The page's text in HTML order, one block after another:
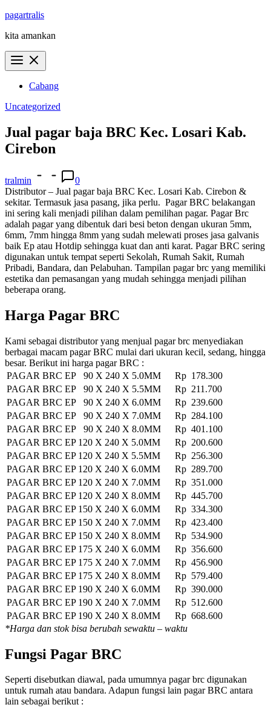
Skip
content
pagartralis
kita amankan
Cabang
Uncategorized
Jual pagar baja BRC Kec. Losari Kab.
Cirebon
tralmin
0
Distributor – Jual pagar baja BRC Kec. Losari Kab. Cirebon &
sekitar. Termasuk jasa pasang, jika perlu. Pagar BRC belakangan
ini sering kali menjadi pilihan dalam pemilihan pagar. Pagar Brc
adalah pagar yang dibentuk dari besi beton dengan ukuran 5mm,
6mm, 7mm hingga 8mm yang sudah melewati proses jasa galvanis
baik Ep atau Hotdip sehingga kuat dan anti karat. Pagar BRC sering
digunakan untuk tempat seperti Sekolah, Rumah Sakit, Rumah
Pribadi, Bandara, dan Pelabuhan. Tampilan pagar brc yang memiliki
estetika dan pemasangan yang mudah sehingga menjadi pilihan
beberapa orang.
Harga Pagar BRC
Kami sebagai distributor yang menjual pagar brc menyediakan
berbagai macam pagar BRC mulai dari ukuran kecil, sedang, hingga
besar. Berikut ini harga pagar BRC :
PAGAR BRC EP 90 X 240 X 5.0MM
Rp 178.300
PAGAR BRC EP 90 X 240 X 5.5MM
Rp 211.700
PAGAR BRC EP 90 X 240 X 6.0MM
Rp 239.600
PAGAR BRC EP 90 X 240 X 7.0MM
Rp 284.100
PAGAR BRC EP 90 X 240 X 8.0MM
Rp 401.100
PAGAR BRC EP 120 X 240 X 5.0MM
Rp 200.600
PAGAR BRC EP 120 X 240 X 5.5MM
Rp 256.300
PAGAR BRC EP 120 X 240 X 6.0MM
Rp 289.700
PAGAR BRC EP 120 X 240 X 7.0MM
Rp 351.000
PAGAR BRC EP 120 X 240 X 8.0MM
Rp 445.700
PAGAR BRC EP 150 X 240 X 6.0MM
Rp 334.300
PAGAR BRC EP 150 X 240 X 7.0MM
Rp 423.400
PAGAR BRC EP 150 X 240 X 8.0MM
Rp 534.900
PAGAR BRC EP 175 X 240 X 6.0MM
Rp 356.600
PAGAR BRC EP 175 X 240 X 7.0MM
Rp 456.900
PAGAR BRC EP 175 X 240 X 8.0MM
Rp 579.400
PAGAR BRC EP 190 X 240 X 6.0MM
Rp 390.000
PAGAR BRC EP 190 X 240 X 7.0MM
Rp 512.600
PAGAR BRC EP 190 X 240 X 8.0MM
Rp 668.600
*Harga dan stok bisa berubah sewaktu – waktu
Fungsi Pagar BRC
Seperti disebutkan diawal, pada umumnya pagar brc digunakan
untuk rumah atau bandara. Adapun fungsi lain pagar BRC antara
lain sebagai berikut :